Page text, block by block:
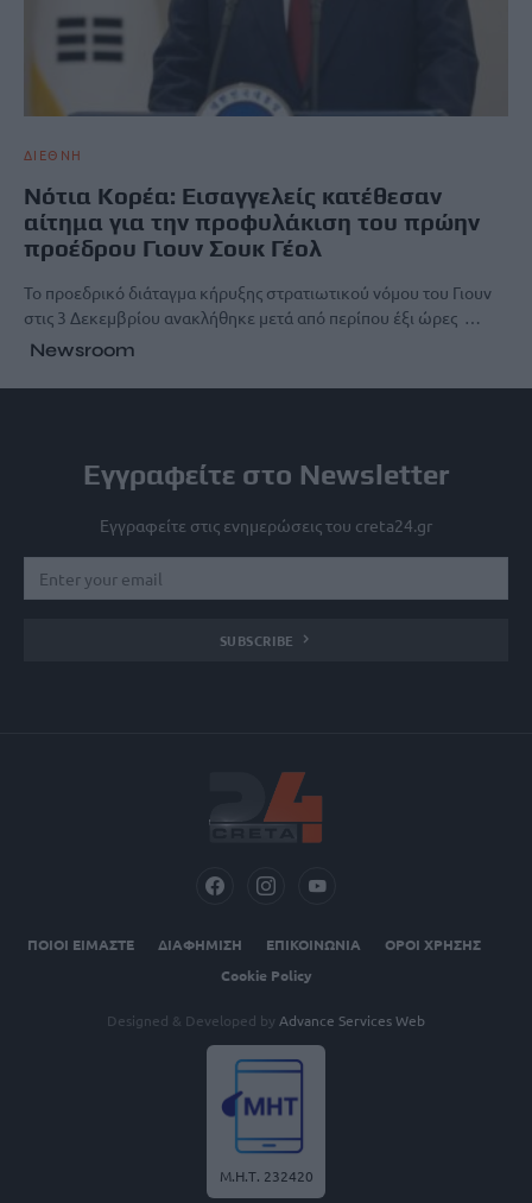
ΔΙΕΘΝΗ
Νότια Κορέα: Εισαγγελείς κατέθεσαν
αίτημα για την προφυλάκιση του πρώην
προέδρου Γιουν Σουκ Γέολ
Το προεδρικό διάταγμα κήρυξης στρατιωτικού νόμου του Γιουν
στις 3 Δεκεμβρίου ανακλήθηκε μετά από περίπου έξι ώρες …
Newsroom
Εγγραφείτε στο Newsletter
Εγγραφείτε στις ενημερώσεις του creta24.gr
SUBSCRIBE
ΠΟΙΟΙ ΕΙΜΑΣΤΕ ΔΙΑΦΗΜΙΣΗ ΕΠΙΚΟΙΝΩΝΙΑ
ΟΡΟΙ ΧΡΗΣΗΣ
Cookie Policy
Designed & Developed by Advance Services Web
Μ.Η.Τ. 232420